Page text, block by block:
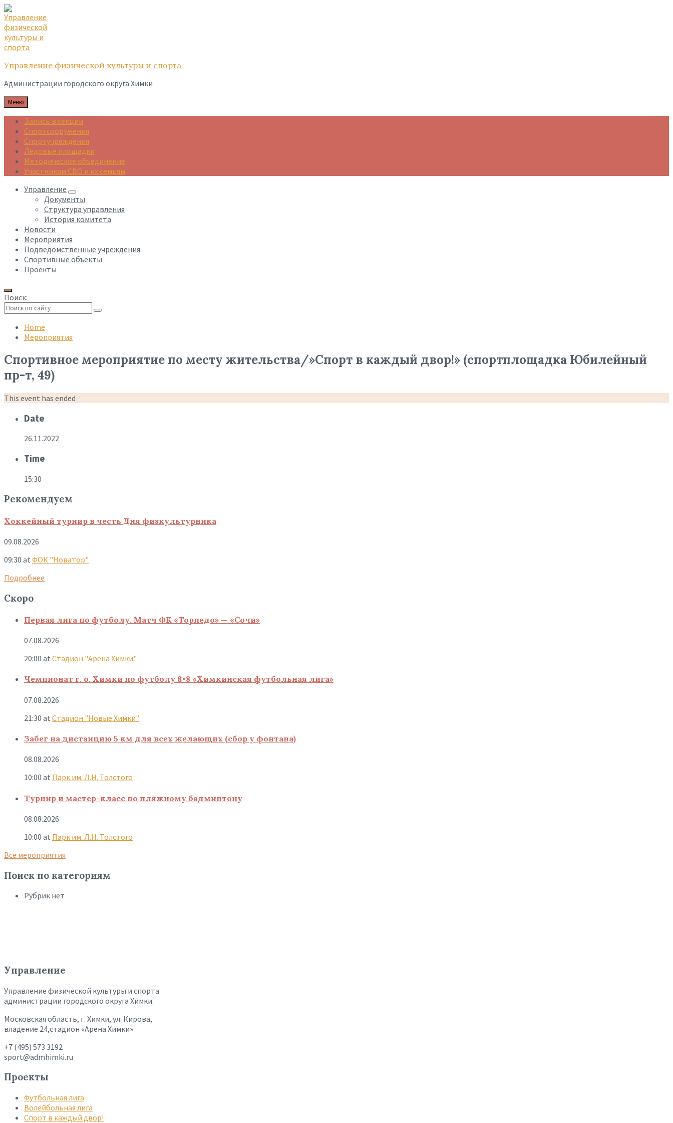
Skip
to
content
Skip
to
main
navigation
Skip
to
footer
Управление физической культуры и спорта
Администрации городского округа Химки
Меню
Запись в секции
Спортсооружения
Спортучреждения
Ледовые площадки
Методическое объединение
Участникам СВО и их семьям
Управление
Документы
Структура управления
История комитета
Новости
Мероприятия
Подведомственные учреждения
Спортивные объекты
Проекты
Поиск:
search
Home
Мероприятия
Спортивное мероприятие по месту жительства/»Спорт в каждый двор!» (спортплощадка Юбилейный
пр-т, 49)
This event has ended
Date
26.11.2022
Time
15:30
Рекомендуем
Хоккейный турнир в честь Дня физкультурника
09.08.2026
09:30 at ФОК "Новатор"
Подробнее
Скоро
Первая лига по футболу. Матч ФК «Торпедо» — «Сочи»
07.08.2026
20:00 at Стадион "Арена Химки"
Чемпионат г. о. Химки по футболу 8×8 «Химкинская футбольная лига»
07.08.2026
21:30 at Стадион "Новые Химки"
Забег на дистанцию 5 км для всех желающих (сбор у фонтана)
08.08.2026
10:00 at Парк им. Л.Н. Толстого
Турнир и мастер-класс по пляжному бадминтону
08.08.2026
10:00 at Парк им. Л.Н. Толстого
Все мероприятия
Поиск по категориям
Рубрик нет
Управление
Управление физической культуры и спорта
администрации городского округа Химки.
Московская область, г. Химки, ул. Кирова,
владение 24,стадион «Арена Химки»
+7 (495) 573 3192
sport@admhimki.ru
Проекты
Футбольная лига
Волейбольная лига
Спорт в каждый двор!